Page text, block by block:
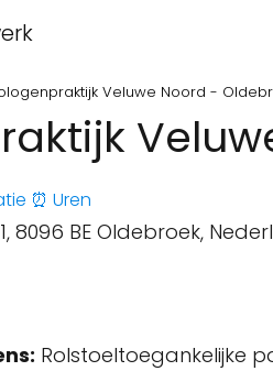
Veluwe Noord -
⏰ Uren
8096 BE Oldebroek,
Rolstoeltoegankelijke